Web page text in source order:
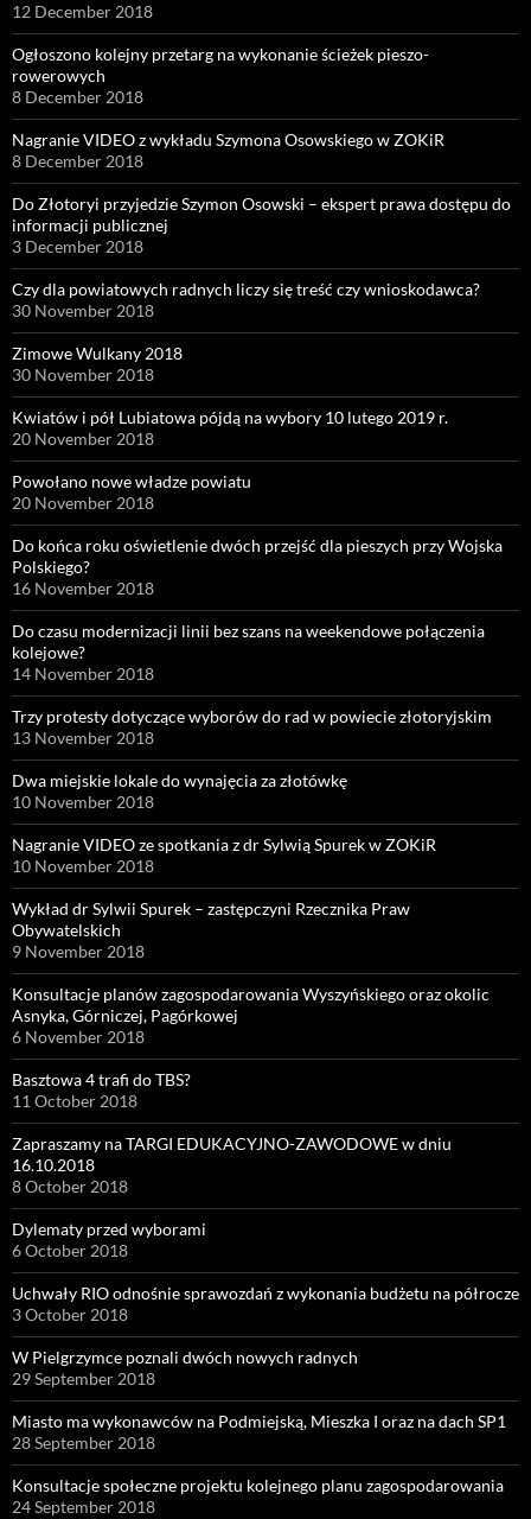
12 December 2018
Ogłoszono kolejny przetarg na wykonanie ścieżek pieszo-
rowerowych
8 December 2018
Nagranie VIDEO z wykładu Szymona Osowskiego w ZOKiR
8 December 2018
Do Złotoryi przyjedzie Szymon Osowski – ekspert prawa dostępu do
informacji publicznej
3 December 2018
Czy dla powiatowych radnych liczy się treść czy wnioskodawca?
30 November 2018
Zimowe Wulkany 2018
30 November 2018
Kwiatów i pół Lubiatowa pójdą na wybory 10 lutego 2019 r.
20 November 2018
Powołano nowe władze powiatu
20 November 2018
Do końca roku oświetlenie dwóch przejść dla pieszych przy Wojska
Polskiego?
16 November 2018
Do czasu modernizacji linii bez szans na weekendowe połączenia
kolejowe?
14 November 2018
Trzy protesty dotyczące wyborów do rad w powiecie złotoryjskim
13 November 2018
Dwa miejskie lokale do wynajęcia za złotówkę
10 November 2018
Nagranie VIDEO ze spotkania z dr Sylwią Spurek w ZOKiR
10 November 2018
Wykład dr Sylwii Spurek – zastępczyni Rzecznika Praw
Obywatelskich
9 November 2018
Konsultacje planów zagospodarowania Wyszyńskiego oraz okolic
Asnyka, Górniczej, Pagórkowej
6 November 2018
Basztowa 4 trafi do TBS?
11 October 2018
Zapraszamy na TARGI EDUKACYJNO-ZAWODOWE w dniu
16.10.2018
8 October 2018
Dylematy przed wyborami
6 October 2018
Uchwały RIO odnośnie sprawozdań z wykonania budżetu na półrocze
3 October 2018
W Pielgrzymce poznali dwóch nowych radnych
29 September 2018
Miasto ma wykonawców na Podmiejską, Mieszka I oraz na dach SP1
28 September 2018
Konsultacje społeczne projektu kolejnego planu zagospodarowania
24 September 2018